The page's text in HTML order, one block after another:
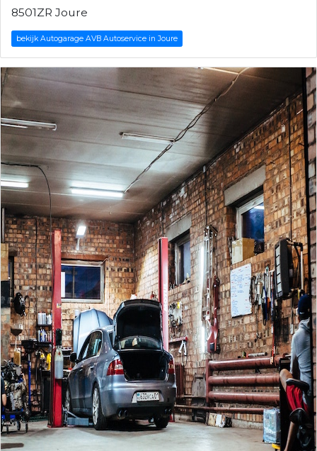
8501ZR Joure
bekijk Autogarage AVB Autoservice in Joure